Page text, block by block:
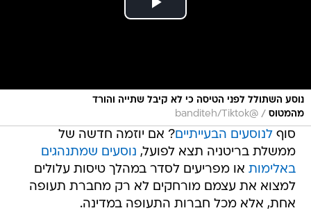
נוסע השתולל לפני הטיסה כי לא קיבל שתייה והורד
מהמטוס /
@banditeh/Tiktok
סוףלנוסעים הבעייתיים? אם יוזמה חדשה של
ממשלת בריטניה תצא לפועל, נוסעים שמתנהגים
באלימות או מפריעים לסדר במהלך טיסות עלולים
למצוא את עצמם מורחקים לא רק מחברת תעופה
אחת, אלא מכל חברות התעופה במדינה.